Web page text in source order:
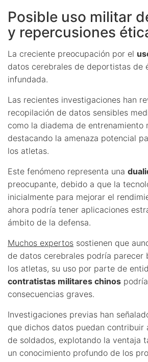
Posible uso militar
y repercusiones
La creciente preocupación por el
datos cerebrales de deportistas de
infundada.
Las recientes investigaciones han
recopilación de datos sensibles
como la diadema de entrenamiento
destacando la amenaza potencial
los atletas.
Este fenómeno representa una
preocupante, debido a que la
inicialmente para mejorar el
ahora podría tener aplicaciones
ámbito de la defensa.
Muchos expertos sostienen que
de datos cerebrales podría parecer
los atletas, su uso por parte de
contratistas militares chinos
consecuencias graves.
Investigaciones previas han
que dichos datos puedan contribuir
de soldados, explotando la ventaja
un conocimiento profundo de los